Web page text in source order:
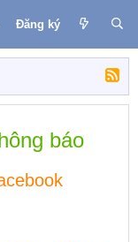
Đăng ký
báo